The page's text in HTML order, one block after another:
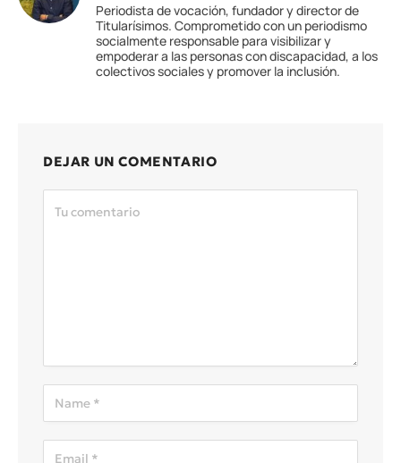
Periodista de vocación, fundador y director de
Titularísimos. Comprometido con un periodismo
socialmente responsable para visibilizar y
empoderar a las personas con discapacidad, a los
colectivos sociales y promover la inclusión.
DEJAR UN COMENTARIO